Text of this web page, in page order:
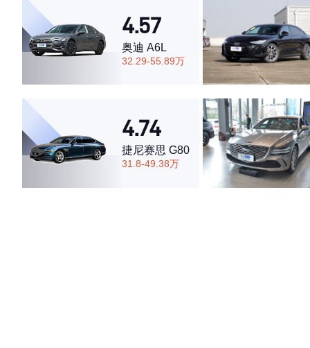
·空间表现较为优秀，优于66%同级车
4.57
奥迪 A6L
32.29-55.89万
4.74
捷尼赛思 G80
31.8-49.38万